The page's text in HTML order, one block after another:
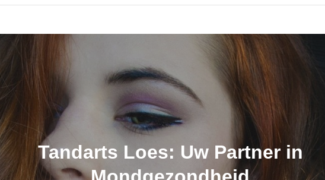
Tandarts Loes: Uw Partner in